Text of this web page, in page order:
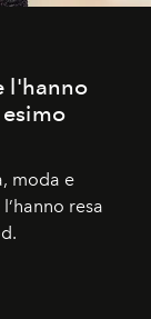
l'hanno
moda e
resa